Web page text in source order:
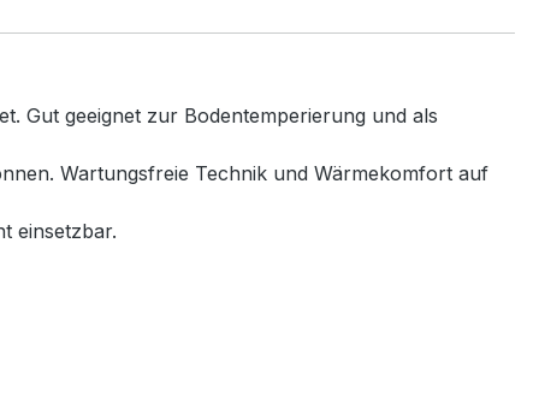
Gut geeignet zur Bodentemperierung und als
Wartungsfreie Technik und Wärmekomfort auf
einsetzbar.